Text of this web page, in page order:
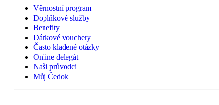
Věrnostní program
Doplňkové služby
Benefity
Dárkové vouchery
Často kladené otázky
Online delegát
Naši průvodci
Můj Čedok